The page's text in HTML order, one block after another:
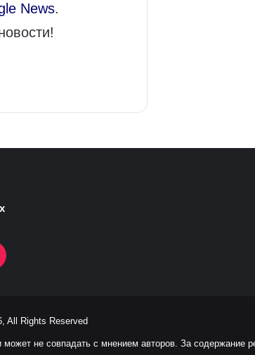
News.
All Rights Reserved
не совпадать с мнением авторов. За содержание